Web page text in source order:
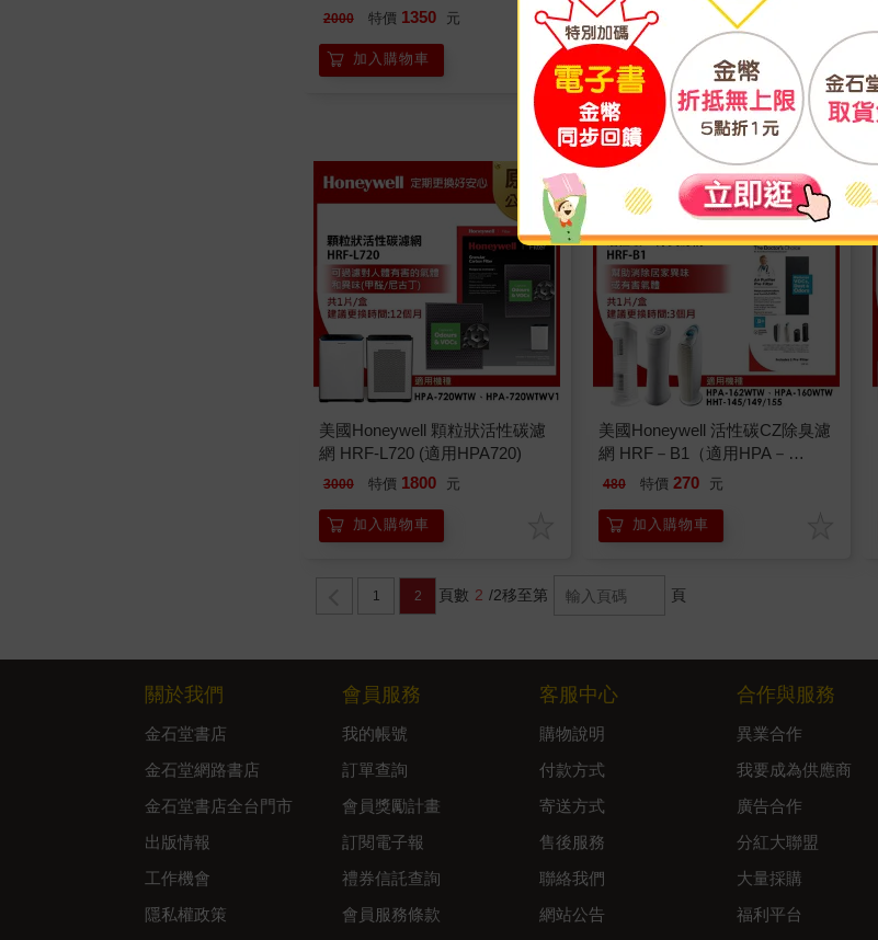
2000 特價 1350 元
加入購物車
用HAP－801/HAP－802/HPA－
162/HHT－155）
2000 特價 元
加入購物車
美國Honeywell 顆粒狀活性碳濾
網 HRF-L720 (適用HPA720)
3000 特價 1800 元
加入購物車
美國Honeywell 活性碳CZ除臭濾
網 HRF－B1（適用HPA－
160/HPA－162/HHT－145/HHT
480 特價 270 元
加入購物車
1 2 頁數 2 /2移至第 頁
關於我們
金石堂書店
金石堂網路書店
金石堂書店全台門市
出版情報
工作機會
隱私權政策
會員服務
我的帳號
訂單查詢
會員獎勵計畫
訂閱電子報
禮券信託查詢
會員服務條款
客服中心
購物說明
付款方式
寄送方式
售後服務
聯絡我們
網站公告
合作與服務
異業合作
我要成為供應商
廣告合作
分紅大聯盟
大量採購
福利平台